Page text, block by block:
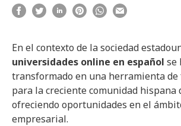
En el contexto de la sociedad
universidades online en español se
transformado en una herramienta
para la creciente comunidad hispana
ofreciendo oportunidades en el
empresarial.